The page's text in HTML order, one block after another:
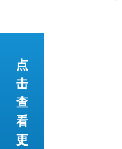
点
击
查
看
更